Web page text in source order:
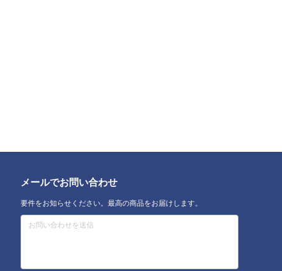
メールでお問い合わせ
要件をお知らせください。最高の商品をお届けします。